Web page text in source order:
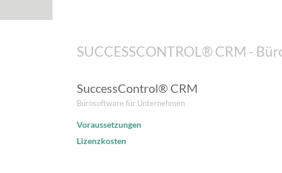
SUCCESSCONTROL® CRM -
SuccessControl® CRM
Bürosoftware für Unternehmen
Voraussetzungen
Lizenzkosten